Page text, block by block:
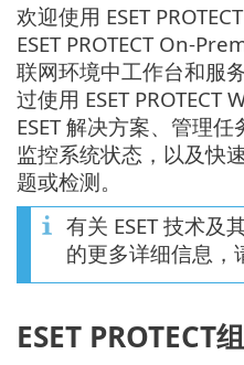
欢迎使用 ESET
ESET PROTECT On-
联网环境中工作台和服
过使用 ESET PROTECT
ESET 解决方案、管理任
监控系统状态，以及快
题或检测。
有关 ESET 技术及
的更多详细信息，
ESET PROTECT